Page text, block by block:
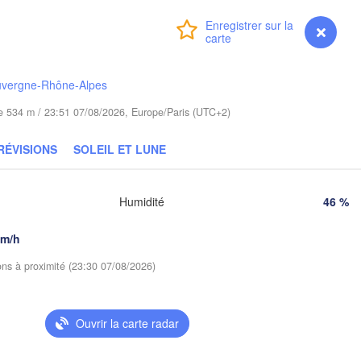
Premium myVentusky Prévisions
Rhône-Alpes
534 m / 23:51 07/08/2026, Europe/Paris (UTC+2)
SOLEIL ET LUNE
h
Humidité 46 %
à proximité (23:30 07/08/2026)
Ouvrir la carte radar
Warszawa
Praha
Łódź
Wrocław
Linz
Graz HONGRIE